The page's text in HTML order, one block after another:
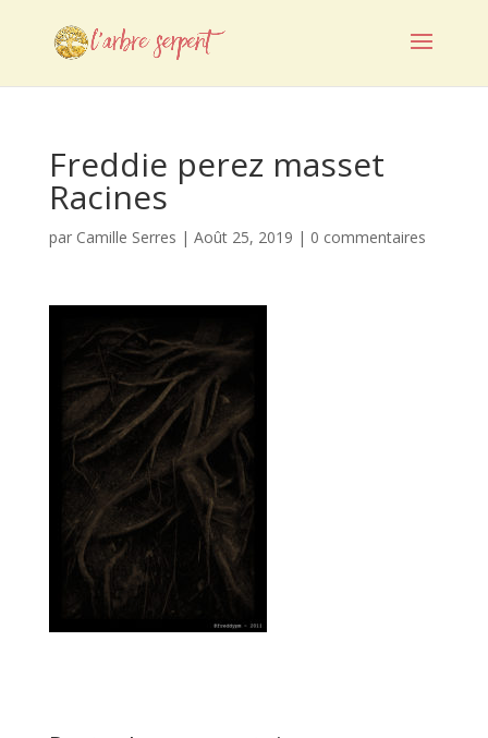
Freddie perez masset
Racines
par Camille Serres | Août 25, 2019 | 0 commentaires